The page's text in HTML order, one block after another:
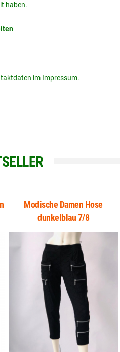
haben.
im Impressum.
Modische Damen Hose
dunkelblau 7/8